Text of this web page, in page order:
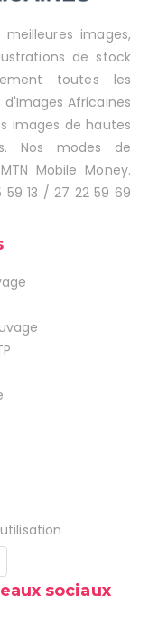
images,
de stock
toutes les
Africaines
images de hautes
Nos modes de
Mobile Money.
13 / 27 22 59 69
sociaux